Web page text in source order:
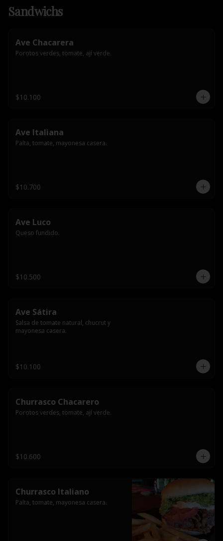
Sandwichs
Ave Chacarera
Porotos verdes, tomate, ají verde.
$10.100
Ave Italiana
Palta, tomate, mayonesa casera.
$10.700
Ave Luco
Queso fundido.
$10.500
Ave Sátira
Salsa de tomate natural, chucrut y
mayonesa casera.
$10.100
Churrasco Chacarero
Porotos verdes, tomate, ají verde.
$10.600
Churrasco Italiano
Palta, tomate, mayonesa casera.